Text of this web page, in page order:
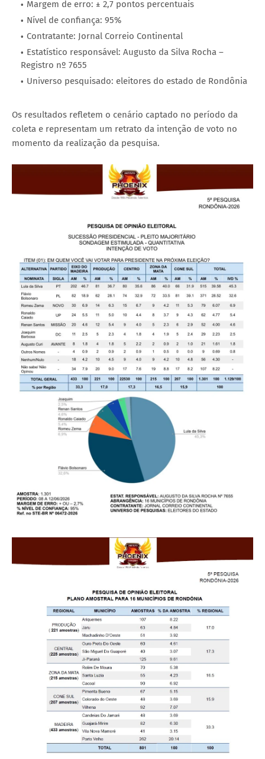
Margem de erro: ± 2,7 pontos percentuais
Nível de confiança: 95%
Contratante: Jornal Correio Continental
Estatístico responsável: Augusto da Silva Rocha –
Registro nº 7655
Universo pesquisado: eleitores do estado de Rondônia
Os resultados refletem o cenário captado no período da
coleta e representam um retrato da intenção de voto no
momento da realização da pesquisa.